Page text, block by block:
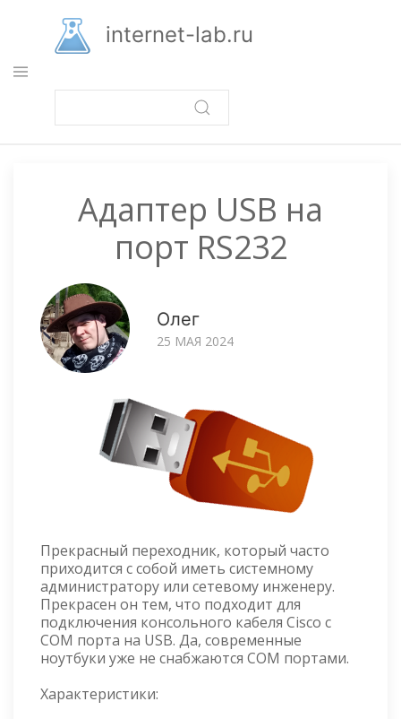
основному
содержанию
internet-lab.ru
Адаптер USB на
порт RS232
Олег
25 МАЯ 2024
Прекрасный переходник, который часто
приходится с собой иметь системному
администратору или сетевому инженеру.
Прекрасен он тем, что подходит для
подключения консольного кабеля Cisco с
COM порта на USB. Да, современные
ноутбуки уже не снабжаются COM портами.
Характеристики: